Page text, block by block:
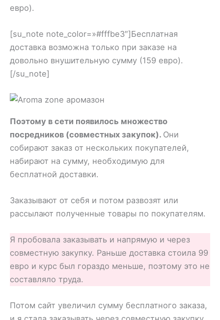
евро).
[su_note note_color=»#fffbe3″]Бесплатная
доставка возможна только при заказе на
довольно внушительную сумму (159 евро).
[/su_note]
Поэтому в сети появилось множество
посредников (совместных закупок). Они
собирают заказ от нескольких покупателей,
набирают на сумму, необходимую для
бесплатной доставки.
Заказывают от себя и потом развозят или
рассылают полученные товары по покупателям.
Я пробовала заказывать и напрямую и через
совместную закупку. Раньше доставка стоила 99
евро и курс был гораздо меньше, поэтому это не
составляло труда.
Потом сайт увеличил сумму бесплатного заказа,